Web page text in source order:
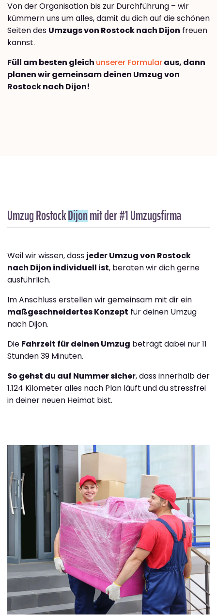
Von der Organisation bis zur Durchführung – wir
kümmern uns um alles, damit du dich auf die schönen
Seiten des Umzugs von Rostock nach Dijon freuen
kannst.
Füll am besten gleich unserer Formularaus, dann
planen wir gemeinsam deinen Umzug von
Rostock nach Dijon!
Umzug RostockDijonmit der #1 Umzugsfirma
Weil wir wissen, dass jeder Umzug von Rostock
nach Dijon individuell ist, beraten wir dich gerne
ausführlich.
Im Anschluss erstellen wir gemeinsam mit dir ein
maßgeschneidertes Konzept für deinen Umzug
nach Dijon.
Die Fahrzeit für deinen Umzug beträgt dabei nur 11
Stunden 39 Minuten.
So gehst du auf Nummer sicher, dass innerhalb der
1.124 Kilometer alles nach Plan läuft und du stressfrei
in deiner neuen Heimat bist.